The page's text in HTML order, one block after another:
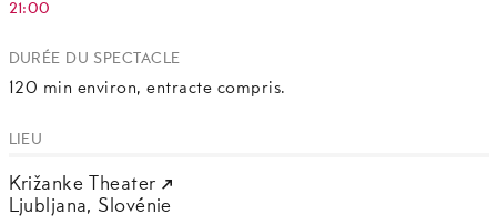
21:00
DURÉE DU SPECTACLE
120 min environ, entracte compris.
LIEU
Križanke Theater
Ljubljana, Slovénie